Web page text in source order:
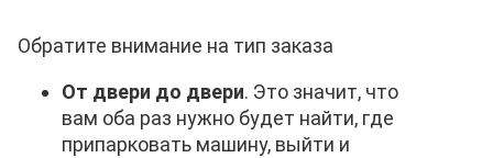
Обратите внимание на тип заказа
От двери до двери. Это значит, что
вам оба раз нужно будет найти, где
припарковать машину, выйти и